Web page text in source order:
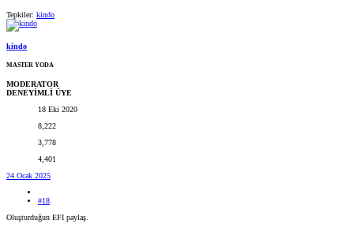
Tepkiler: kindo
kindo
MASTER YODA
MODERATOR
DENEYİMLİ ÜYE
18 Eki 2020
8,222
3,778
4,401
24 Ocak 2025
#18
Oluşturduğun EFI paylaş.